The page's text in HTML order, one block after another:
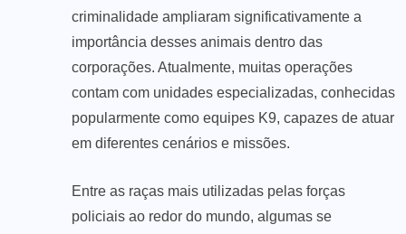
criminalidade ampliaram significativamente a
importância desses animais dentro das
corporações. Atualmente, muitas operações
contam com unidades especializadas, conhecidas
popularmente como equipes K9, capazes de atuar
em diferentes cenários e missões.
Entre as raças mais utilizadas pelas forças
policiais ao redor do mundo, algumas se